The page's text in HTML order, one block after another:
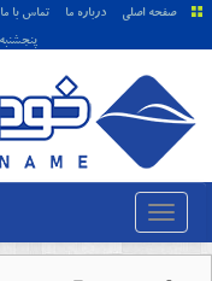
صفحه اصلی درباره ما تماس با ما
پنجشنبه 15 مرداد 1405-12:47 شمسی /8/6/2026 12:47:32 PM